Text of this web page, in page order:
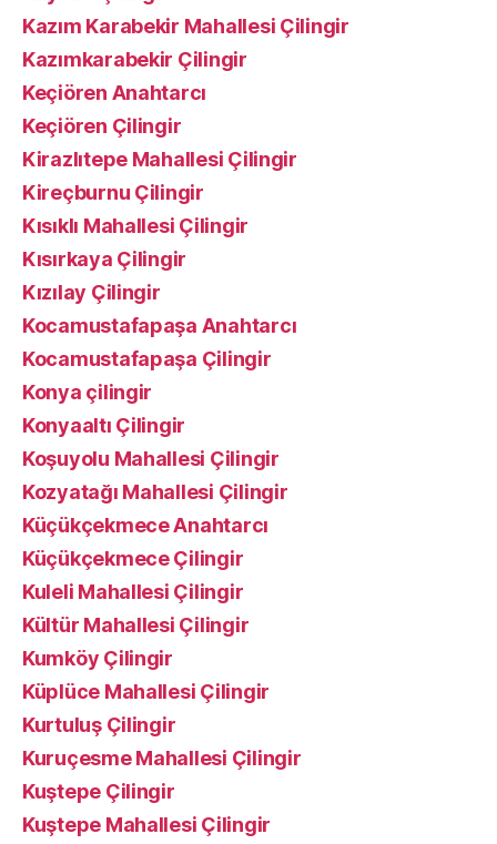
Kazım Karabekir Mahallesi Çilingir
Kazımkarabekir Çilingir
Keçiören Anahtarcı
Keçiören Çilingir
Kirazlıtepe Mahallesi Çilingir
Kireçburnu Çilingir
Kısıklı Mahallesi Çilingir
Kısırkaya Çilingir
Kızılay Çilingir
Kocamustafapaşa Anahtarcı
Kocamustafapaşa Çilingir
Konya çilingir
Konyaaltı Çilingir
Koşuyolu Mahallesi Çilingir
Kozyatağı Mahallesi Çilingir
Küçükçekmece Anahtarcı
Küçükçekmece Çilingir
Kuleli Mahallesi Çilingir
Kültür Mahallesi Çilingir
Kumköy Çilingir
Küplüce Mahallesi Çilingir
Kurtuluş Çilingir
Kuruçesme Mahallesi Çilingir
Kuştepe Çilingir
Kuştepe Mahallesi Çilingir